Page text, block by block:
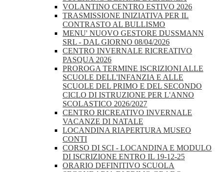
VOLANTINO CENTRO ESTIVO 2026
TRASMISSIONE INIZIATIVA PER IL
CONTRASTO AL BULLISMO
MENU' NUOVO GESTORE DUSSMANN
SRL - DAL GIORNO 08/04/2026
CENTRO INVERNALE RICREATIVO
PASQUA 2026
PROROGA TERMINE ISCRIZIONI ALLE
SCUOLE DELL'INFANZIA E ALLE
SCUOLE DEL PRIMO E DEL SECONDO
CICLO DI ISTRUZIONE PER L'ANNO
SCOLASTICO 2026/2027
CENTRO RICREATIVO INVERNALE
VACANZE DI NATALE
LOCANDINA RIAPERTURA MUSEO
CONTI
CORSO DI SCI - LOCANDINA E MODULO
DI ISCRIZIONE ENTRO IL 19-12-25
ORARIO DEFINITIVO SCUOLA